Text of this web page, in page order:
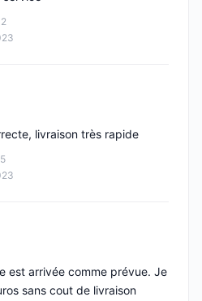
livraison très rapide
est arrivée comme prévue. Je
sans cout de livraison